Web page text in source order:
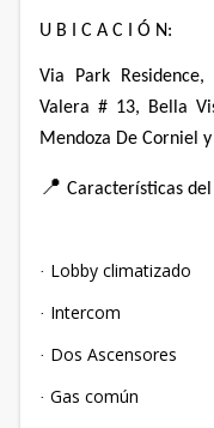
U B I C A C I Ó N:
Via Park
Valera # 13, Bella
Mendoza De Corniel
📍 Características
· Lobby climatizado
· Intercom
· Dos Ascensores
· Gas común